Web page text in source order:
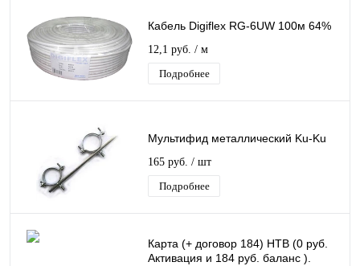
Кабель Digiflex RG-6UW 100м 64%
12,1 руб. / м
Подробнее
Мультифид металлический Ku-Ku
165 руб. / шт
Подробнее
Карта (+ договор 184) НТВ (0 руб.
Активация и 184 руб. баланс ).